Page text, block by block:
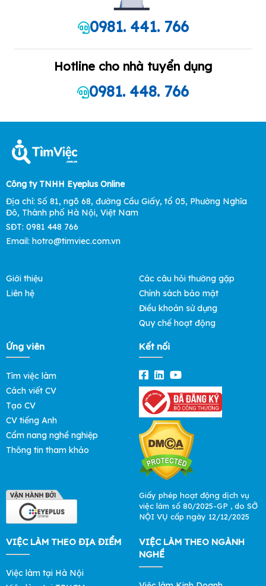
0981. 441. 766
Hotline cho nhà tuyển dụng
0981. 448. 766
Công ty TNHH Eyeplus Online
Địa chỉ: Số 81, ngõ 68, đường Cầu Giấy, tổ 05, Phường Nghĩa
Đô, Thành phố Hà Nội, Việt Nam
SĐT: 0981 448 766
Email: hotro@timviec.com.vn
Giới thiệu
Liên hệ
Các câu hỏi thường gặp
Chính sách bảo mật
Điều khoản sử dụng
Quy chế hoạt động
Ứng viên
Tìm việc làm
Cách viết CV
Tạo CV
CV tiếng Anh
Cẩm nang nghề nghiệp
Thông tin tham khảo
Kết nối
Giấy phép hoạt động dịch vụ
việc làm số 80/2025-GP , do SỞ
NỘI VỤ cấp ngày 12/12/2025
VIỆC LÀM THEO ĐỊA ĐIỂM
Việc làm tại Hà Nội
VIỆC LÀM THEO NGÀNH
NGHỀ